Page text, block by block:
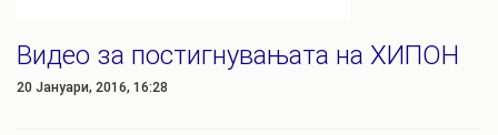
Видео за постигнувањата на ХИПОН
20 Јануари, 2016, 16:28